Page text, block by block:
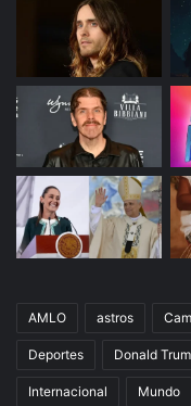
AMLO astros
Deportes Donald
Internacional Mundo